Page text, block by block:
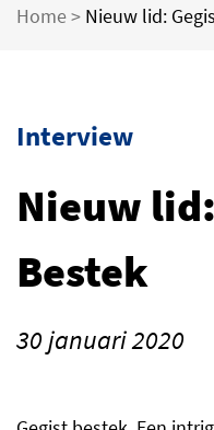
Home> Nieuw lid:
Interview
Nieuw
Bestek
30 januari 2020